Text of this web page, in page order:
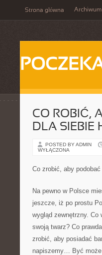
Strona główna Archiwum
CO ROBIĆ,
DLA SIEBIE
POSTED BY ADMIN
WYŁĄCZONA
Co zrobić, aby
Na pewno w Polsce
jeszcze, iż po prostu
wygląd zewnętrzny. Co
swoją twarz? Co
zrobić, aby posiadać
napiszemy… Być